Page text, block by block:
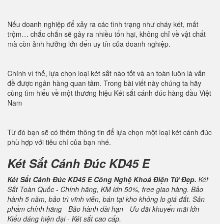
Nếu doanh nghiệp để xảy ra các tình trạng như cháy két, mất
trộm… chắc chắn sẽ gây ra nhiều tổn hại, không chỉ về vật chất
mà còn ảnh hưởng lớn đến uy tín của doanh nghiệp.
Chính vì thế, lựa chọn loại két sắt nào tốt và an toàn luôn là vấn
đề được ngân hàng quan tâm. Trong bài viết này chúng ta hãy
cùng tìm hiểu về một thương hiệu Két sắt cánh đúc hàng đầu Việt
Nam
Từ đó bạn sẽ có thêm thông tin để lựa chọn một loại két cánh đúc
phù hợp với tiêu chí của bạn nhé.
Két Sắt Cánh Đúc KD45 E
Két Sắt Cánh Đúc KD45 E Công Nghệ Khoá Điện Tử Đẹp. Két
Sắt Toàn Quốc - Chính hãng, KM lớn 50%, free giao hàng. Bảo
hành 5 năm, bảo trì vĩnh viễn, bán tại kho không lo giá đắt. Sản
phẩm chính hãng - Bảo hành dài hạn - Ưu đãi khuyến mãi lớn -
Kiểu dáng hiện đại - Két sắt cao cấp.